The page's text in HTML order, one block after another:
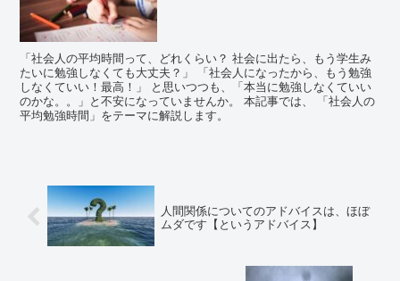
「社会人の平均時間って、どれくらい？ 社会に出たら、もう学生み
たいに勉強しなくても大丈夫？」 「社会人になったから、もう勉強
しなくていい！最高！」 と思いつつも、「本当に勉強しなくていい
のかな。。」と不安になっていませんか。 本記事では、 「社会人の
平均勉強時間」をテーマに解説します。
人間関係についてのアドバイスは、ほぼ
ムダです【というアドバイス】